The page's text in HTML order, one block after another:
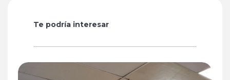
Te podría interesar